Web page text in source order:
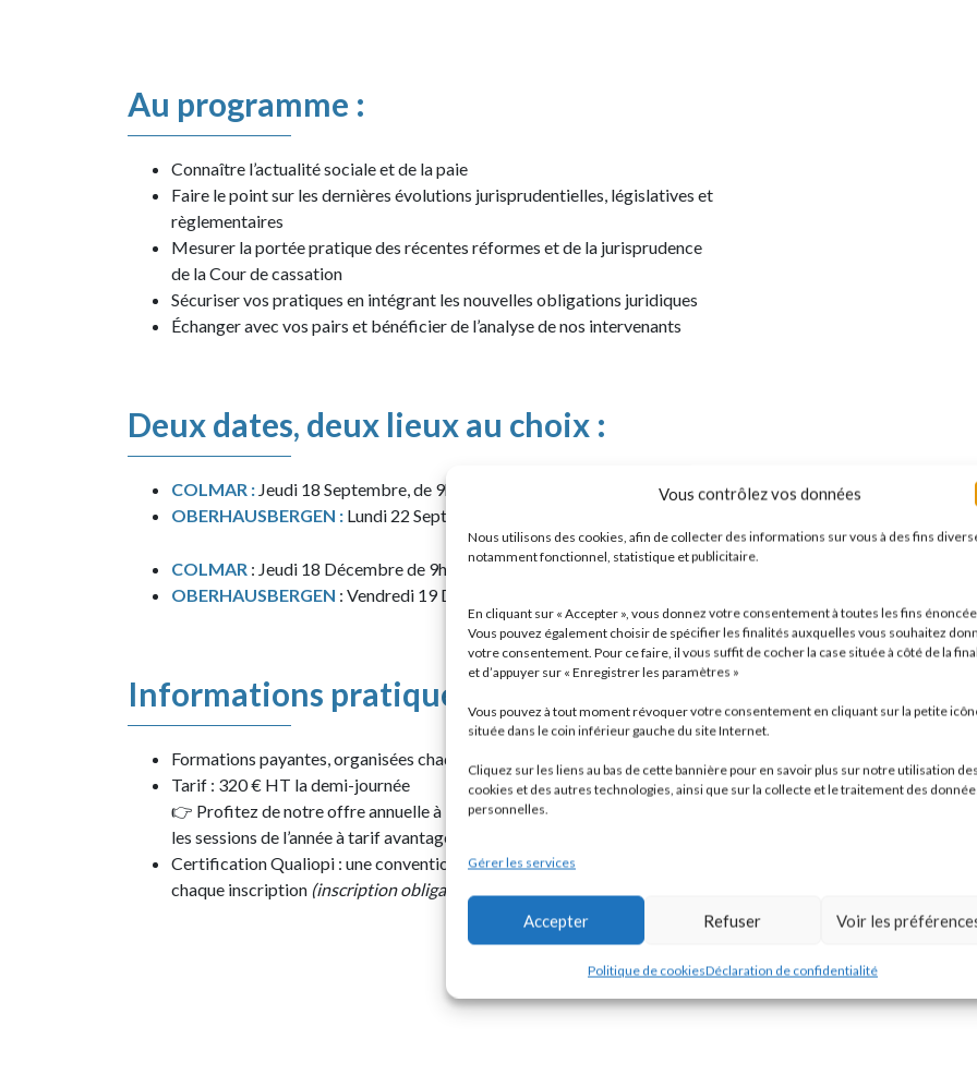
Vous contrôlez vos données
Nous utilisons des cookies, afin de collecter des informations sur vous à des fins
notamment fonctionnel, statistique et publicitaire.
En cliquant sur « Accepter », vous donnez votre consentement à toutes les fins
Vous pouvez également choisir de spécifier les finalités auxquelles vous souhaitez
votre consentement. Pour ce faire, il vous suffit de cocher la case située à côté de la
et d’appuyer sur « Enregistrer les paramètres »
Vous pouvez à tout moment révoquer votre consentement en cliquant sur la petite
située dans le coin inférieur gauche du site Internet.
Cliquez sur les liens au bas de cette bannière pour en savoir plus sur notre utilisation des
cookies et des autres technologies, ainsi que sur la collecte et le traitement des
personnelles.
Gérer les services
Accepter Refuser Voir les
Politique de cookiesDéclaration de confidentialité
Au programme :
Connaître l’actualité sociale et de la paie
Faire le point sur les dernières évolutions jurisprudentielles, législatives et
règlementaires
Mesurer la portée pratiquedes récentes réformes et de la jurisprudence
de la Cour de cassation
Sécuriser vos pratiques en intégrant les nouvelles obligations juridiques
Échanger avec vos pairs et bénéficier de l’analyse de nos intervenants
Deux dates, deux lieux au choix :
COLMAR : Jeudi 18 Septembre, de 9h à 12h30
OBERHAUSBERGEN : Lundi 22 Septembre, de 9h à 12h30
COLMAR : Jeudi 18 Décembre de 9h à 12h30
OBERHAUSBERGEN : Vendredi 19 Décembre de 9h à 12h30
Informations pratiques :
Formations payantes, organisées chaque trimestre
Tarif : 320 € HT la demi-journée
👉 Profitez de notre offre annuelle à
1 200 € HTet bénéficiez de toutes
les sessions de l’année à tarif avantageux
Certification Qualiopi : une convention de formation est établie pour
chaque inscription (inscription obligatoire)